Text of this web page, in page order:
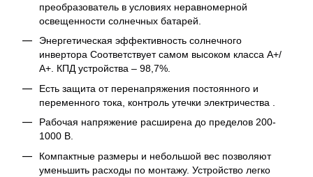
преобразователь в условиях неравномерной
освещенности солнечных батарей.
Энергетическая эффективность солнечного
инвертора Соответствует самом высоком класса А+/
А+. КПД устройства – 98,7%.
Есть защита от перенапряжения постоянного и
переменного тока, контроль утечки электричества .
Рабочая напряжение расширена до пределов 200-
1000 В.
Компактные размеры и небольшой вес позволяют
уменьшить расходы по монтажу. Устройство легко